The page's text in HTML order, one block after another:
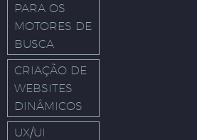
PARA OS
MOTORES DE
BUSCA
CRIAÇÃO DE
WEBSITES
DINÂMICOS
UX/UI